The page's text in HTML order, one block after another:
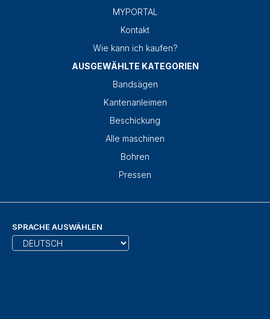
MYPORTAL
Kontakt
Wie kann ich kaufen?
AUSGEWÄHLTE KATEGORIEN
Bandsägen
Kantenanleimen
Beschickung
Alle maschinen
Bohren
Pressen
SPRACHE AUSWÄHLEN